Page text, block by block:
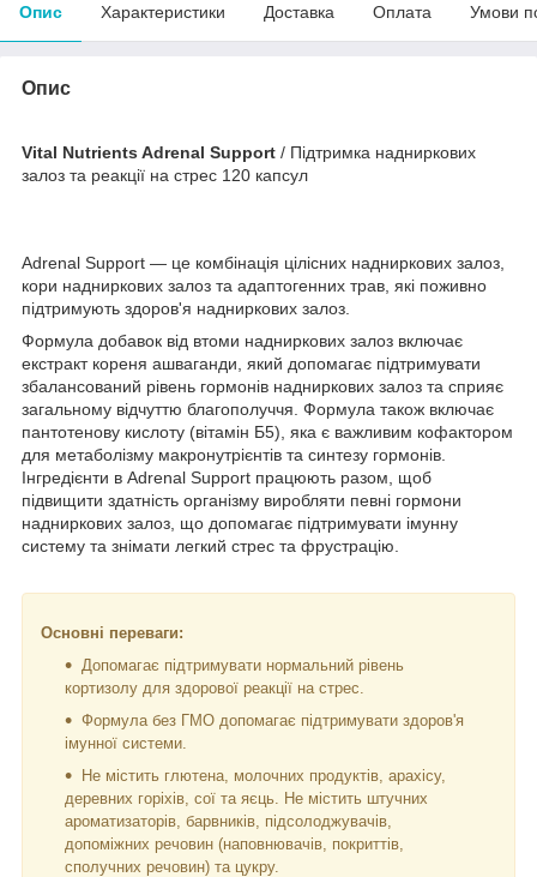
Опис Характеристики Доставка Оплата Умови
Опис
Vital Nutrients Adrenal Support / Підтримка надниркових
залоз та реакції на стрес 120 капсул
Adrenal Support — це комбінація цілісних надниркових залоз,
кори надниркових залоз та адаптогенних трав, які поживно
підтримують здоров'я надниркових залоз.
Формула добавок від втоми надниркових залоз включає
екстракт кореня ашваганди, який допомагає підтримувати
збалансований рівень гормонів надниркових залоз та сприяє
загальному відчуттю благополуччя. Формула також включає
пантотенову кислоту (вітамін Б5), яка є важливим кофактором
для метаболізму макронутрієнтів та синтезу гормонів.
Інгредієнти в Adrenal Support працюють разом, щоб
підвищити здатність організму виробляти певні гормони
надниркових залоз, що допомагає підтримувати імунну
систему та знімати легкий стрес та фрустрацію.
Основні переваги:
Допомагає підтримувати нормальний рівень
кортизолу для здорової реакції на стрес.
Формула без ГМО допомагає підтримувати здоров'я
імунної системи.
Не містить глютена, молочних продуктів, арахісу,
деревних горіхів, сої та яєць. Не містить штучних
ароматизаторів, барвників, підсолоджувачів,
допоміжних речовин (наповнювачів, покриттів,
сполучних речовин) та цукру.